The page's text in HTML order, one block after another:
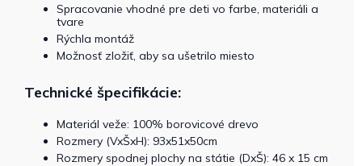
Spracovanie vhodné pre deti vo farbe, materiáli a
tvare
Rýchla montáž
Možnosť zložiť, aby sa ušetrilo miesto
Technické špecifikácie:
Materiál veže: 100% borovicové drevo
Rozmery (VxŠxH): 93x51x50cm
Rozmery spodnej plochy na státie (DxŠ): 46 x 15 cm